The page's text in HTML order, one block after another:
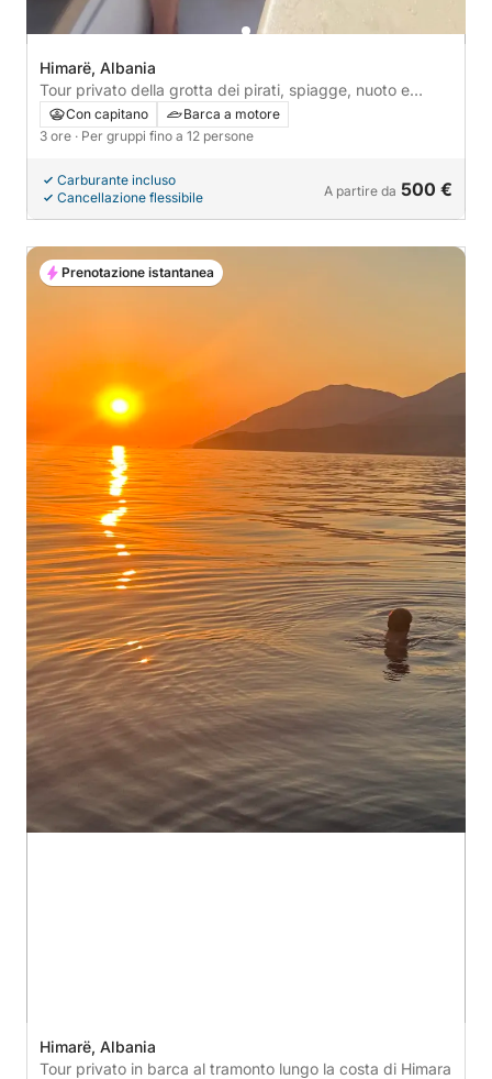
Himarë, Albania
Tour privato della grotta dei pirati, spiagge, nuoto e
snorkeling - Tour esclusivo di 3 ore
Con capitano
Barca a motore
3 ore · Per gruppi fino a 12 persone
Carburante incluso
Cancellazione flessibile
A partire da 500 €
Himarë, Albania
Tour privato in barca al tramonto lungo la costa di Himara
Prenotazione istantanea